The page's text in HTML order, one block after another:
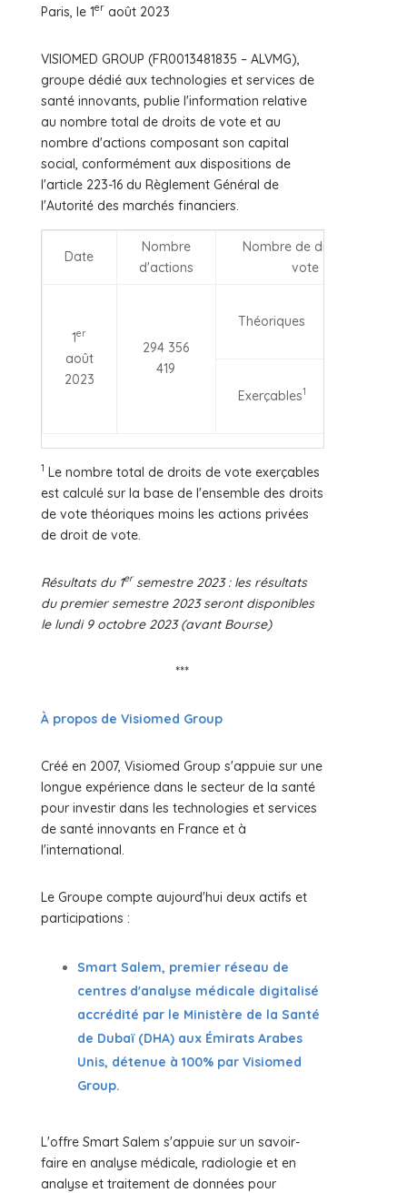
Paris, le 1eraoût 2023
VISIOMED GROUP (FR0013481835 – ALVMG),
groupe dédié aux technologies et services de
santé innovants, publie l'information relative
au nombre total de droits de vote et au
nombre d'actions composant son capital
social, conformément aux dispositions de
l'article 223-16 du Règlement Général de
l'Autorité des marchés financiers.
Date
Nombre
d'actions
Nombre de droits de
vote
1er
août
2023
294 356
419
Théoriques
Exerçables1
1 Le nombre total de droits de vote exerçables
est calculé sur la base de l'ensemble des droits
de vote théoriques moins les actions privées
de droit de vote.
Résultats du 1ersemestre 2023 : les résultats
du premier semestre 2023 seront disponibles
le lundi 9 octobre 2023 (avant Bourse)
***
À propos de Visiomed Group
Créé en 2007, Visiomed Group s'appuie sur une
longue expérience dans le secteur de la santé
pour investir dans les technologies et services
de santé innovants en France et à
l'international.
Le Groupe compte aujourd'hui deux actifs et
participations :
Smart Salem, premier réseau de
centres d'analyse médicale digitalisé
accrédité par le Ministère de la Santé
de Dubaï (DHA) aux Émirats Arabes
Unis, détenue à 100% par Visiomed
Group.
L'offre Smart Salem s'appuie sur un savoir-
faire en analyse médicale, radiologie et en
analyse et traitement de données pour